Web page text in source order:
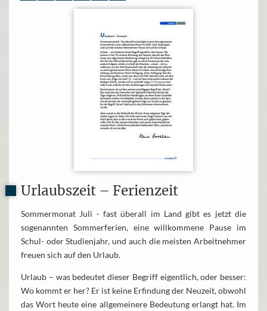
Urlaubszeit – Ferienzeit
Sommermonat Juli - fast überall im Land gibt es jetzt die
sogenannten Sommerferien, eine willkommene Pause im
Schul- oder Studienjahr, und auch die meisten Arbeitnehmer
freuen sich auf den Urlaub.
Urlaub – was bedeutet dieser Begriff eigentlich, oder besser:
Wo kommt er her? Er ist keine Erfindung der Neuzeit, obwohl
das Wort heute eine allgemeinere Bedeutung erlangt hat. Im